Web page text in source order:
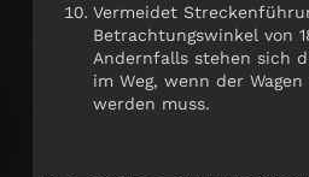
Vermeidet
Betrachtungswinkel von
Andernfalls stehen sich
im Weg, wenn der
werden muss.